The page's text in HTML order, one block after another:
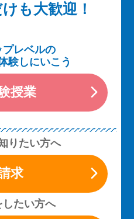
も大歓迎！
レベルの
験しにいこう
授業
りたい方へ
求
したい方へ